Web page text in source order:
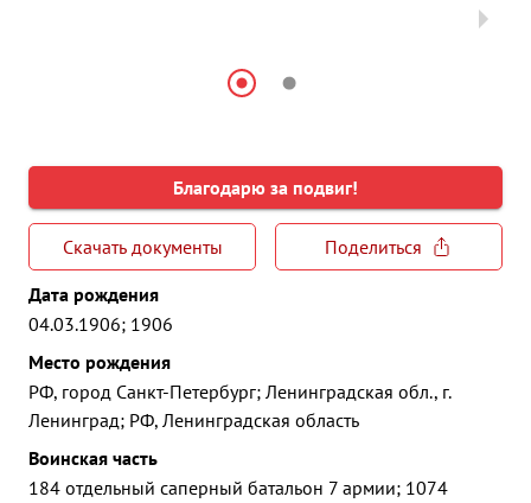
Благодарю за подвиг!
Скачать документы
Поделиться
Дата рождения
04.03.1906; 1906
Место рождения
РФ, город Санкт-Петербург; Ленинградская обл., г.
Ленинград; РФ, Ленинградская область
Воинская часть
184 отдельный саперный батальон 7 армии; 1074